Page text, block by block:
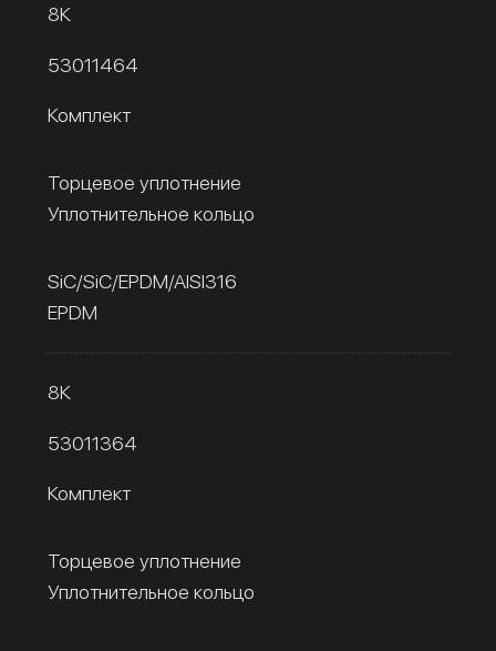
8К
53011464
Комплект
Торцевое уплотнение
Уплотнительное кольцо
SiC/SiC/EPDM/AISI316
EPDM
8К
53011364
Комплект
Торцевое уплотнение
Уплотнительное кольцо